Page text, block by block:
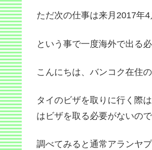
ただ次の仕事は来月2017年
という事で一度海外で出る
こんにちは、バンコク在住
タイのビザを取りに行く際
はビザを取る必要がないの
調べてみると通常アランヤ